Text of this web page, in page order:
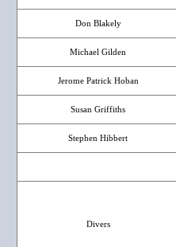
Don Blakely
Michael Gilden
Jerome Patrick Hoban
Susan Griffiths
Stephen Hibbert
Divers